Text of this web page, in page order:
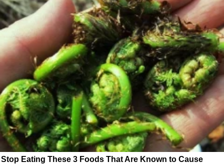
Stop Eating These 3 Foods That Are Known to Cause